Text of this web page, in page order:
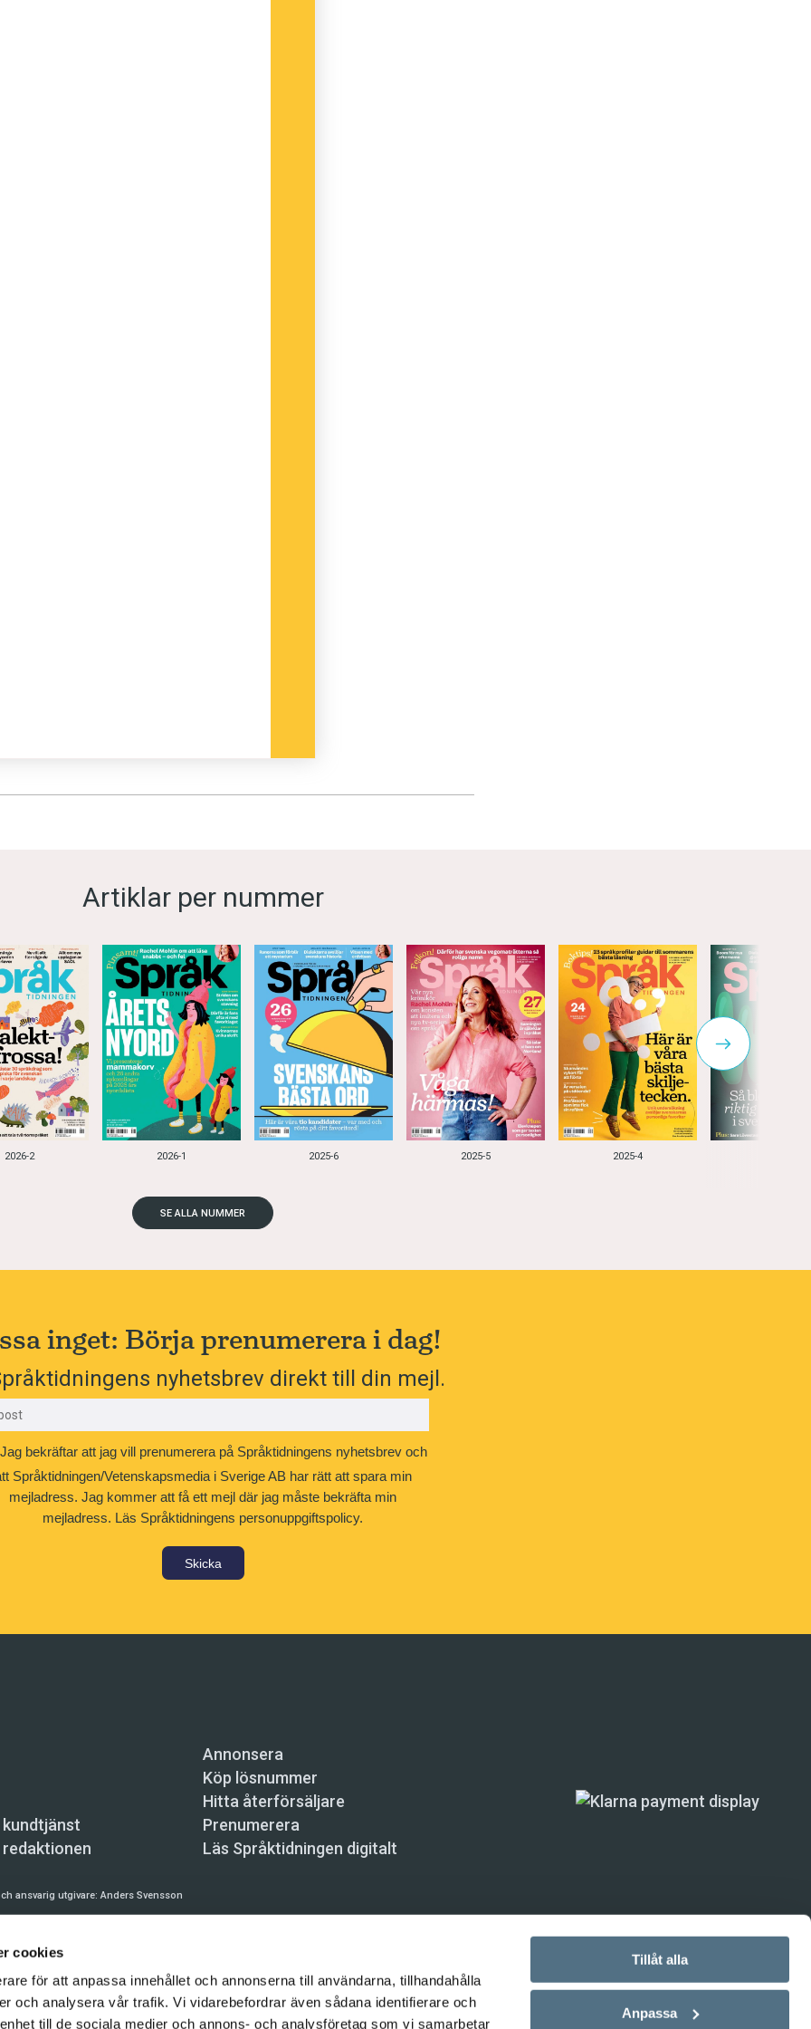
cookies
för att anpassa innehållet och annonserna till användarna, tillhandahålla
och analysera vår trafik. Vi vidarebefordrar även sådana identifierare och
till de sociala medier och annons- och analysföretag som vi samarbetar
Tillåt alla
Anpassa
Artiklar per nummer
2026-2 2026-1 2025-6 2025-5 2025-4
SE ALLA NUMMER
inget: Börja prenumerera i dag!
nyhetsbrev direkt till din mejl.
Jag bekräftar att jag vill prenumerera på Språktidningens nyhetsbrev och
Språktidningen/Vetenskapsmedia i Sverige AB har rätt att spara min
mejladress. Jag kommer att få ett mejl där jag måste bekräfta min
mejladress. Läs Språktidningens personuppgiftspolicy.
Skicka
Annonsera
Köp lösnummer
Hitta återförsäljare
Prenumerera
Läs Språktidningen digitalt
ansvarig utgivare:Anders Svensson
08-121 062 34 (vardagar 8–17),
automatiska tjänster och maskinläsbara metoder (robotar, spiders, indexering och liknande) är inte
på denna webbplats är upphovsrättsligt skyddat.